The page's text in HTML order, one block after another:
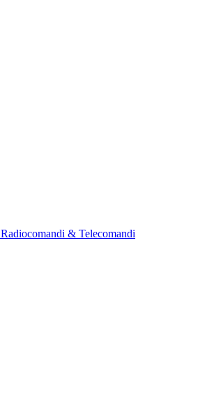
Radiocomandi & Telecomandi